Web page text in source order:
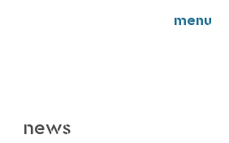
menu
news